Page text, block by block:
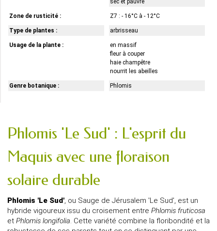
Zone de rusticité : Z7 : - 16°C à - 12°C
Type de plantes : arbrisseau
Usage de la plante :
en massif
fleur à couper
haie champêtre
nourrit les abeilles
Genre botanique : Phlomis
Phlomis 'Le Sud' : L'esprit du
Maquis avec une floraison
solaire durable
Phlomis 'Le Sud', ou Sauge de Jérusalem 'Le Sud', est un
hybride vigoureux issu du croisement entre Phlomis fruticosa
et Phlomis longifolia. Cette variété combine la floribondité et la